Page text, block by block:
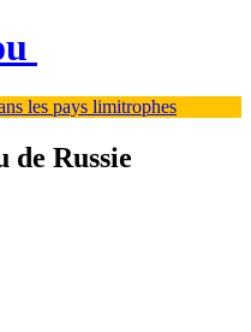
les pays limitrophes
de Russie